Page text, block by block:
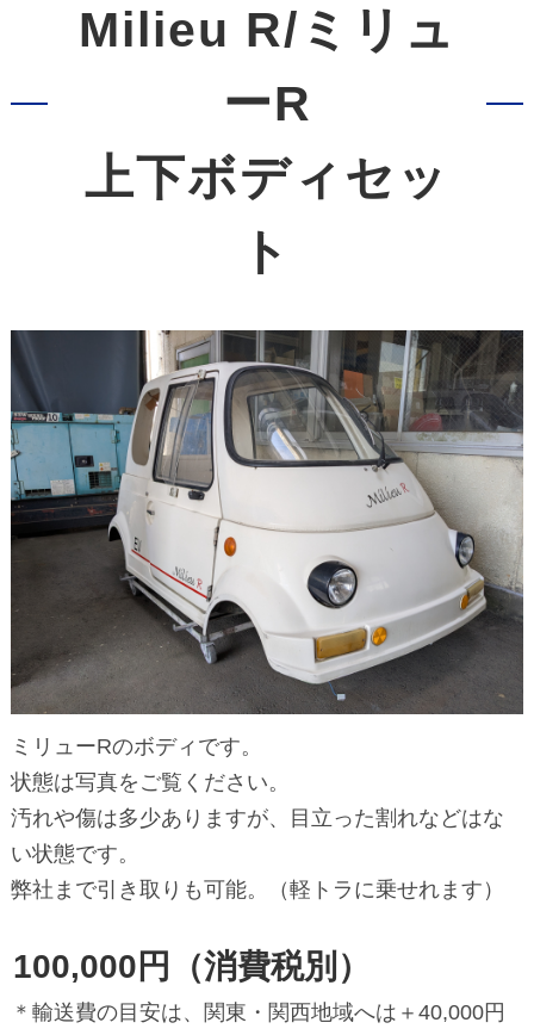
Milieu R/ミリュ
ーR
上下ボディセッ
ト
ミリューRのボディです。
状態は写真をご覧ください。
汚れや傷は多少ありますが、目立った割れなどはな
い状態です。
弊社まで引き取りも可能。（軽トラに乗せれます）
100,000円（消費税別）
＊輸送費の目安は、関東・関西地域へは＋40,000円